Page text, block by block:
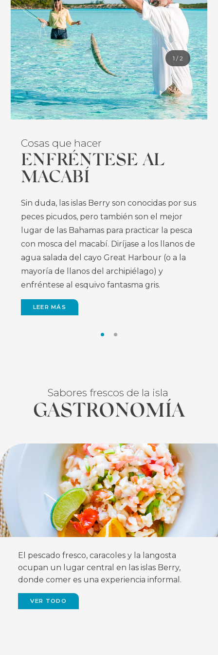
MÁS INFORMACIÓN
Cosas que hacer
ENFRÉNTESE AL
MACABÍ
Sin duda, las islas Berry son conocidas por sus
peces picudos, pero también son el mejor
lugar de las Bahamas para practicar la pesca
con mosca del macabí. Diríjase a los llanos de
agua salada del cayo Great Harbour (o a la
mayoría de llanos del archipiélago) y
enfréntese al esquivo fantasma gris.
LEER MÁS
Cosas que hacer
SUMÉRJASE EN
NUEVAS
La barrera del cayo Chub, una barrera de
coral continua de más de un kilómetro de
profundidad, se extiende desde el cayo Chub
hasta el cayo Whale y ofrece a los
buceadores un escaparate de alta visibilidad
de los tiburones de arrecife del Caribe, las
rayas águila manchadas y abundante coral
negro entre sus variadas formaciones
1 /2
Sabores frescos de la isla
GASTRONOMÍA
FEATURED
El pescado fresco, caracoles y la langosta
ocupan un lugar central en las islas Berry,
donde comer es una experiencia informal.
VER TODO